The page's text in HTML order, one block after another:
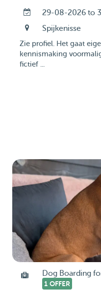
29-08-2026 to
Spijkenisse
Zie profiel. Het gaat
kennismaking
fictief ...
Dog Boarding
1 OFFER